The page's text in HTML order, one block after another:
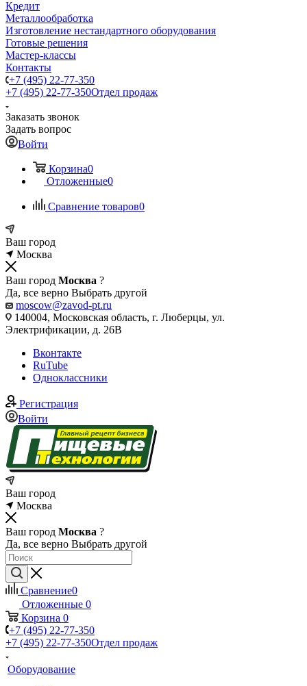
Кредит
Металлообработка
Изготовление нестандартного оборудования
Готовые решения
Мастер-классы
Контакты
+7 (495) 22-77-350
+7 (495) 22-77-350Отдел продаж
Заказать звонок
Задать вопрос
Войти
Корзина0
Отложенные0
Сравнение товаров0
Ваш город
Москва
Ваш город Москва ?
Да, все верно Выбрать другой
moscow@zavod-pt.ru
140004, Московская область, г. Люберцы, ул.
Электрификации, д. 26В
Вконтакте
RuTube
Одноклассники
Регистрация
Войти
Ваш город
Москва
Ваш город Москва ?
Да, все верно Выбрать другой
Сравнение0
Отложенные 0
Корзина 0
+7 (495) 22-77-350
+7 (495) 22-77-350Отдел продаж
Оборудование